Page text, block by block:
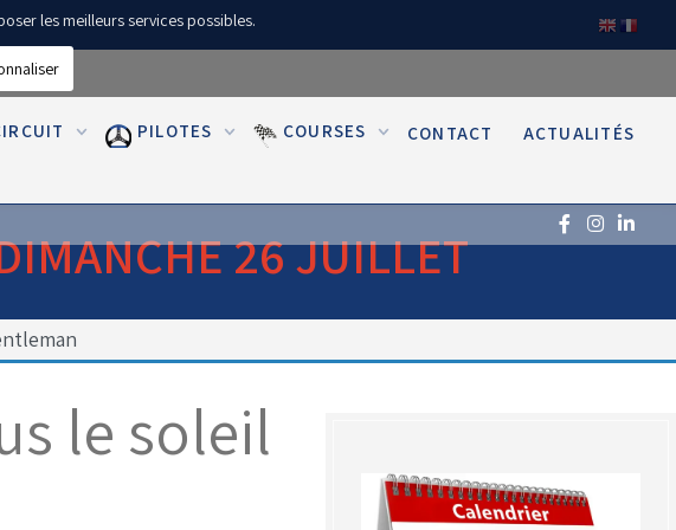
PILOTES COURSES CONTACT ACTUALITÉS
26 JUILLET
le soleil
les meilleurs services possibles.